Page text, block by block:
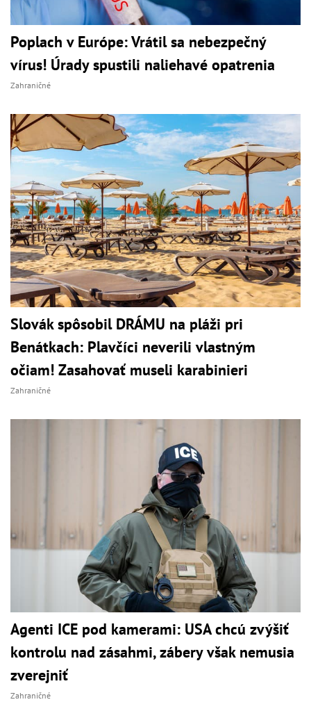
Poplach v Európe: Vrátil sa nebezpečný
vírus! Úrady spustili naliehavé opatrenia
Zahraničné
Slovák spôsobil DRÁMU na pláži pri
Benátkach: Plavčíci neverili vlastným
očiam! Zasahovať museli karabinieri
Zahraničné
Agenti ICE pod kamerami: USA chcú zvýšiť
kontrolu nad zásahmi, zábery však nemusia
zverejniť
Zahraničné